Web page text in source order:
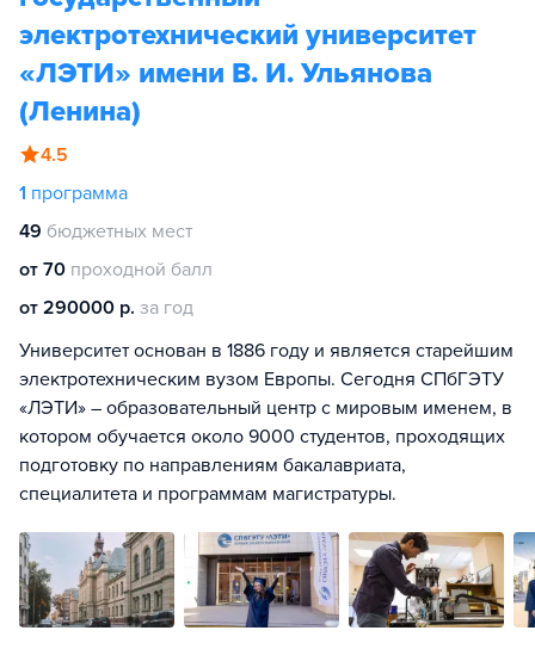
электротехнический университет
«ЛЭТИ» имени В. И. Ульянова
(Ленина)
4.5
1 программа
49 бюджетных мест
от 70 проходной балл
от 290000 р. за год
Университет основан в 1886 году и является старейшим
электротехническим вузом Европы. Сегодня СПбГЭТУ
«ЛЭТИ» – образовательный центр с мировым именем, в
котором обучается около 9000 студентов, проходящих
подготовку по направлениям бакалавриата,
специалитета и программам магистратуры.